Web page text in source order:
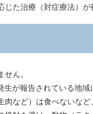
た治療（対症療法）が
ん。
が報告されている地
肉など）は食べないな